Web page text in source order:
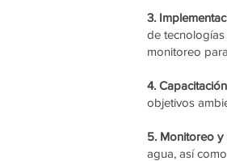
3.
de tecnologías
monitoreo
4.
objetivos
5. Monitoreo
agua, así